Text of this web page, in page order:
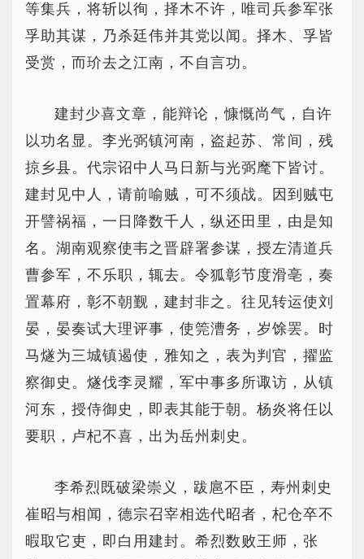
等集兵，将斩以徇，择木不许，唯司兵参军张
孚助其谋，乃杀廷伟并其党以闻。择木、孚皆
受赏，而玠去之江南，不自言功。
建封少喜文章，能辩论，慷慨尚气，自许
以功名显。李光弼镇河南，盗起苏、常间，残
掠乡县。代宗诏中人马日新与光弼麾下皆讨。
建封见中人，请前喻贼，可不须战。因到贼屯
开譬祸福，一日降数千人，纵还田里，由是知
名。湖南观察使韦之晋辟署参谋，授左清道兵
曹参军，不乐职，辄去。令狐彰节度滑亳，奏
置幕府，彰不朝觐，建封非之。往见转运使刘
晏，晏奏试大理评事，使筦漕务，岁馀罢。时
马燧为三城镇遏使，雅知之，表为判官，擢监
察御史。燧伐李灵耀，军中事多所诹访，从镇
河东，授侍御史，即表其能于朝。杨炎将任以
要职，卢杞不喜，出为岳州刺史。
李希烈既破梁崇义，跋扈不臣，寿州刺史
崔昭与相闻，德宗召宰相选代昭者，杞仓卒不
暇取它吏，即白用建封。希烈数败王师，张